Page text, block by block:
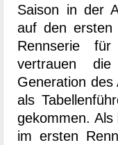
Saison in der
auf den ersten
Rennserie für
vertrauen
Generation des
als
gekommen.
im ersten